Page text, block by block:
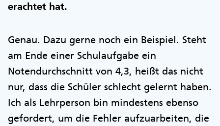
erachtet hat.
Genau. Dazu gerne noch ein Beispiel. Steht
am Ende einer Schulaufgabe ein
Notendurchschnitt von 4,3, heißt das nicht
nur, dass die Schüler schlecht gelernt haben.
Ich als Lehrperson bin mindestens ebenso
gefordert, um die Fehler aufzuarbeiten, die